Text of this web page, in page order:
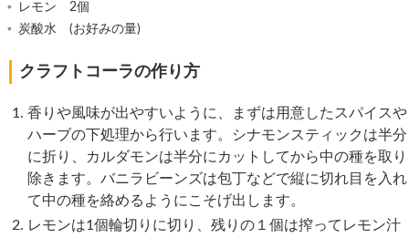
レモン 2個
炭酸水 (お好みの量)
クラフトコーラの作り方
香りや風味が出やすいように、まずは用意したスパイスや
ハーブの下処理から行います。シナモンスティックは半分
に折り、カルダモンは半分にカットしてから中の種を取り
除きます。バニラビーンズは包丁などで縦に切れ目を入れ
て中の種を絡めるようにこそげ出します。
レモンは1個輪切りに切り、残りの１個は搾ってレモン汁